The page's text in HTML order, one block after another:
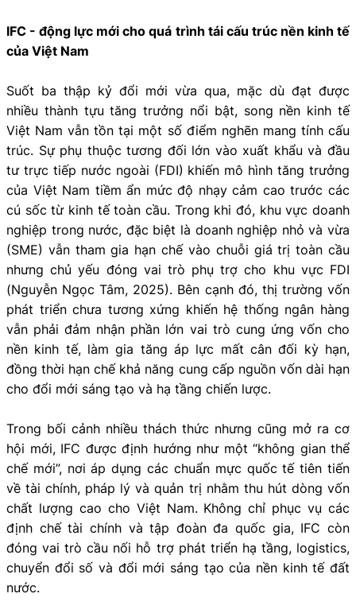
IFC - động lực mới cho quá trình tái cấu trúc nền kinh tế
của Việt Nam
Suốt ba thập kỷ đổi mới vừa qua, mặc dù đạt được
nhiều thành tựu tăng trưởng nổi bật, song nền kinh tế
Việt Nam vẫn tồn tại một số điểm nghẽn mang tính cấu
trúc. Sự phụ thuộc tương đối lớn vào xuất khẩu và đầu
tư trực tiếp nước ngoài (FDI) khiến mô hình tăng trưởng
của Việt Nam tiềm ẩn mức độ nhạy cảm cao trước các
cú sốc từ kinh tế toàn cầu. Trong khi đó, khu vực doanh
nghiệp trong nước, đặc biệt là doanh nghiệp nhỏ và vừa
(SME) vẫn tham gia hạn chế vào chuỗi giá trị toàn cầu
nhưng chủ yếu đóng vai trò phụ trợ cho khu vực FDI
(Nguyễn Ngọc Tâm, 2025). Bên cạnh đó, thị trường vốn
phát triển chưa tương xứng khiến hệ thống ngân hàng
vẫn phải đảm nhận phần lớn vai trò cung ứng vốn cho
nền kinh tế, làm gia tăng áp lực mất cân đối kỳ hạn,
đồng thời hạn chế khả năng cung cấp nguồn vốn dài hạn
cho đổi mới sáng tạo và hạ tầng chiến lược.
Trong bối cảnh nhiều thách thức nhưng cũng mở ra cơ
hội mới, IFC được định hướng như một “không gian thể
chế mới”, nơi áp dụng các chuẩn mực quốc tế tiên tiến
về tài chính, pháp lý và quản trị nhằm thu hút dòng vốn
chất lượng cao cho Việt Nam. Không chỉ phục vụ các
định chế tài chính và tập đoàn đa quốc gia, IFC còn
đóng vai trò cầu nối hỗ trợ phát triển hạ tầng, logistics,
chuyển đổi số và đổi mới sáng tạo của nền kinh tế đất
nước.